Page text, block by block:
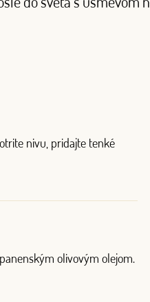
nivu, pridajte tenké
olivovým olejom.